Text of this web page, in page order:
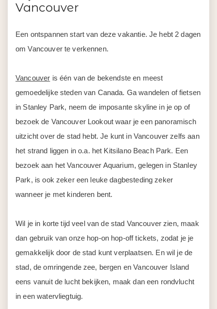
Vancouver
Een ontspannen start van deze vakantie. Je hebt 2 dagen
om Vancouver te verkennen.
Vancouver is één van de bekendste en meest
gemoedelijke steden van Canada. Ga wandelen of fietsen
in Stanley Park, neem de imposante skyline in je op of
bezoek de Vancouver Lookout waar je een panoramisch
uitzicht over de stad hebt. Je kunt in Vancouver zelfs aan
het strand liggen in o.a. het Kitsilano Beach Park. Een
bezoek aan het Vancouver Aquarium, gelegen in Stanley
Park, is ook zeker een leuke dagbesteding zeker
wanneer je met kinderen bent.
Wil je in korte tijd veel van de stad Vancouver zien, maak
dan gebruik van onze hop-on hop-off tickets, zodat je je
gemakkelijk door de stad kunt verplaatsen. En wil je de
stad, de omringende zee, bergen en Vancouver Island
eens vanuit de lucht bekijken, maak dan een rondvlucht
in een watervliegtuig.